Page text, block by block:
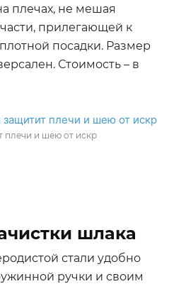
плечах, не мешая
прилегающей к
посадки. Размер
Стоимость – в
плечи и шею от искр
шлака
стали удобно
ручки и своим